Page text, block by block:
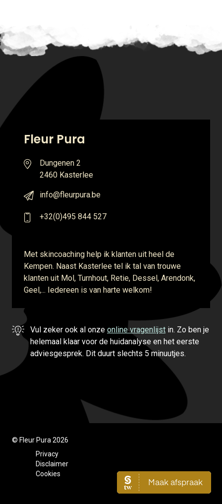
Fleur Pura
Dungenen 2
2460 Kasterlee
info@fleurpura.be
+32(0)495 844 527
Met skincoaching help ik klanten uit heel de
Kempen. Naast Kasterlee tel ik tal van trouwe
klanten uit Mol, Turnhout, Retie, Dessel, Arendonk,
Geel,... Iedereen is van harte welkom!
Vul zeker ook al onze online vragenlijst in. Zo ben je
helemaal klaar voor de huidanalyse en het eerste
adviesgesprek. Dit duurt slechts 5 minuutjes.
© Fleur Pura 2026
Privacy
Disclaimer
Cookies
Website door Pixeo